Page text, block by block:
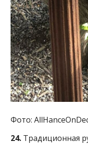
Фото:
24. Традиционная